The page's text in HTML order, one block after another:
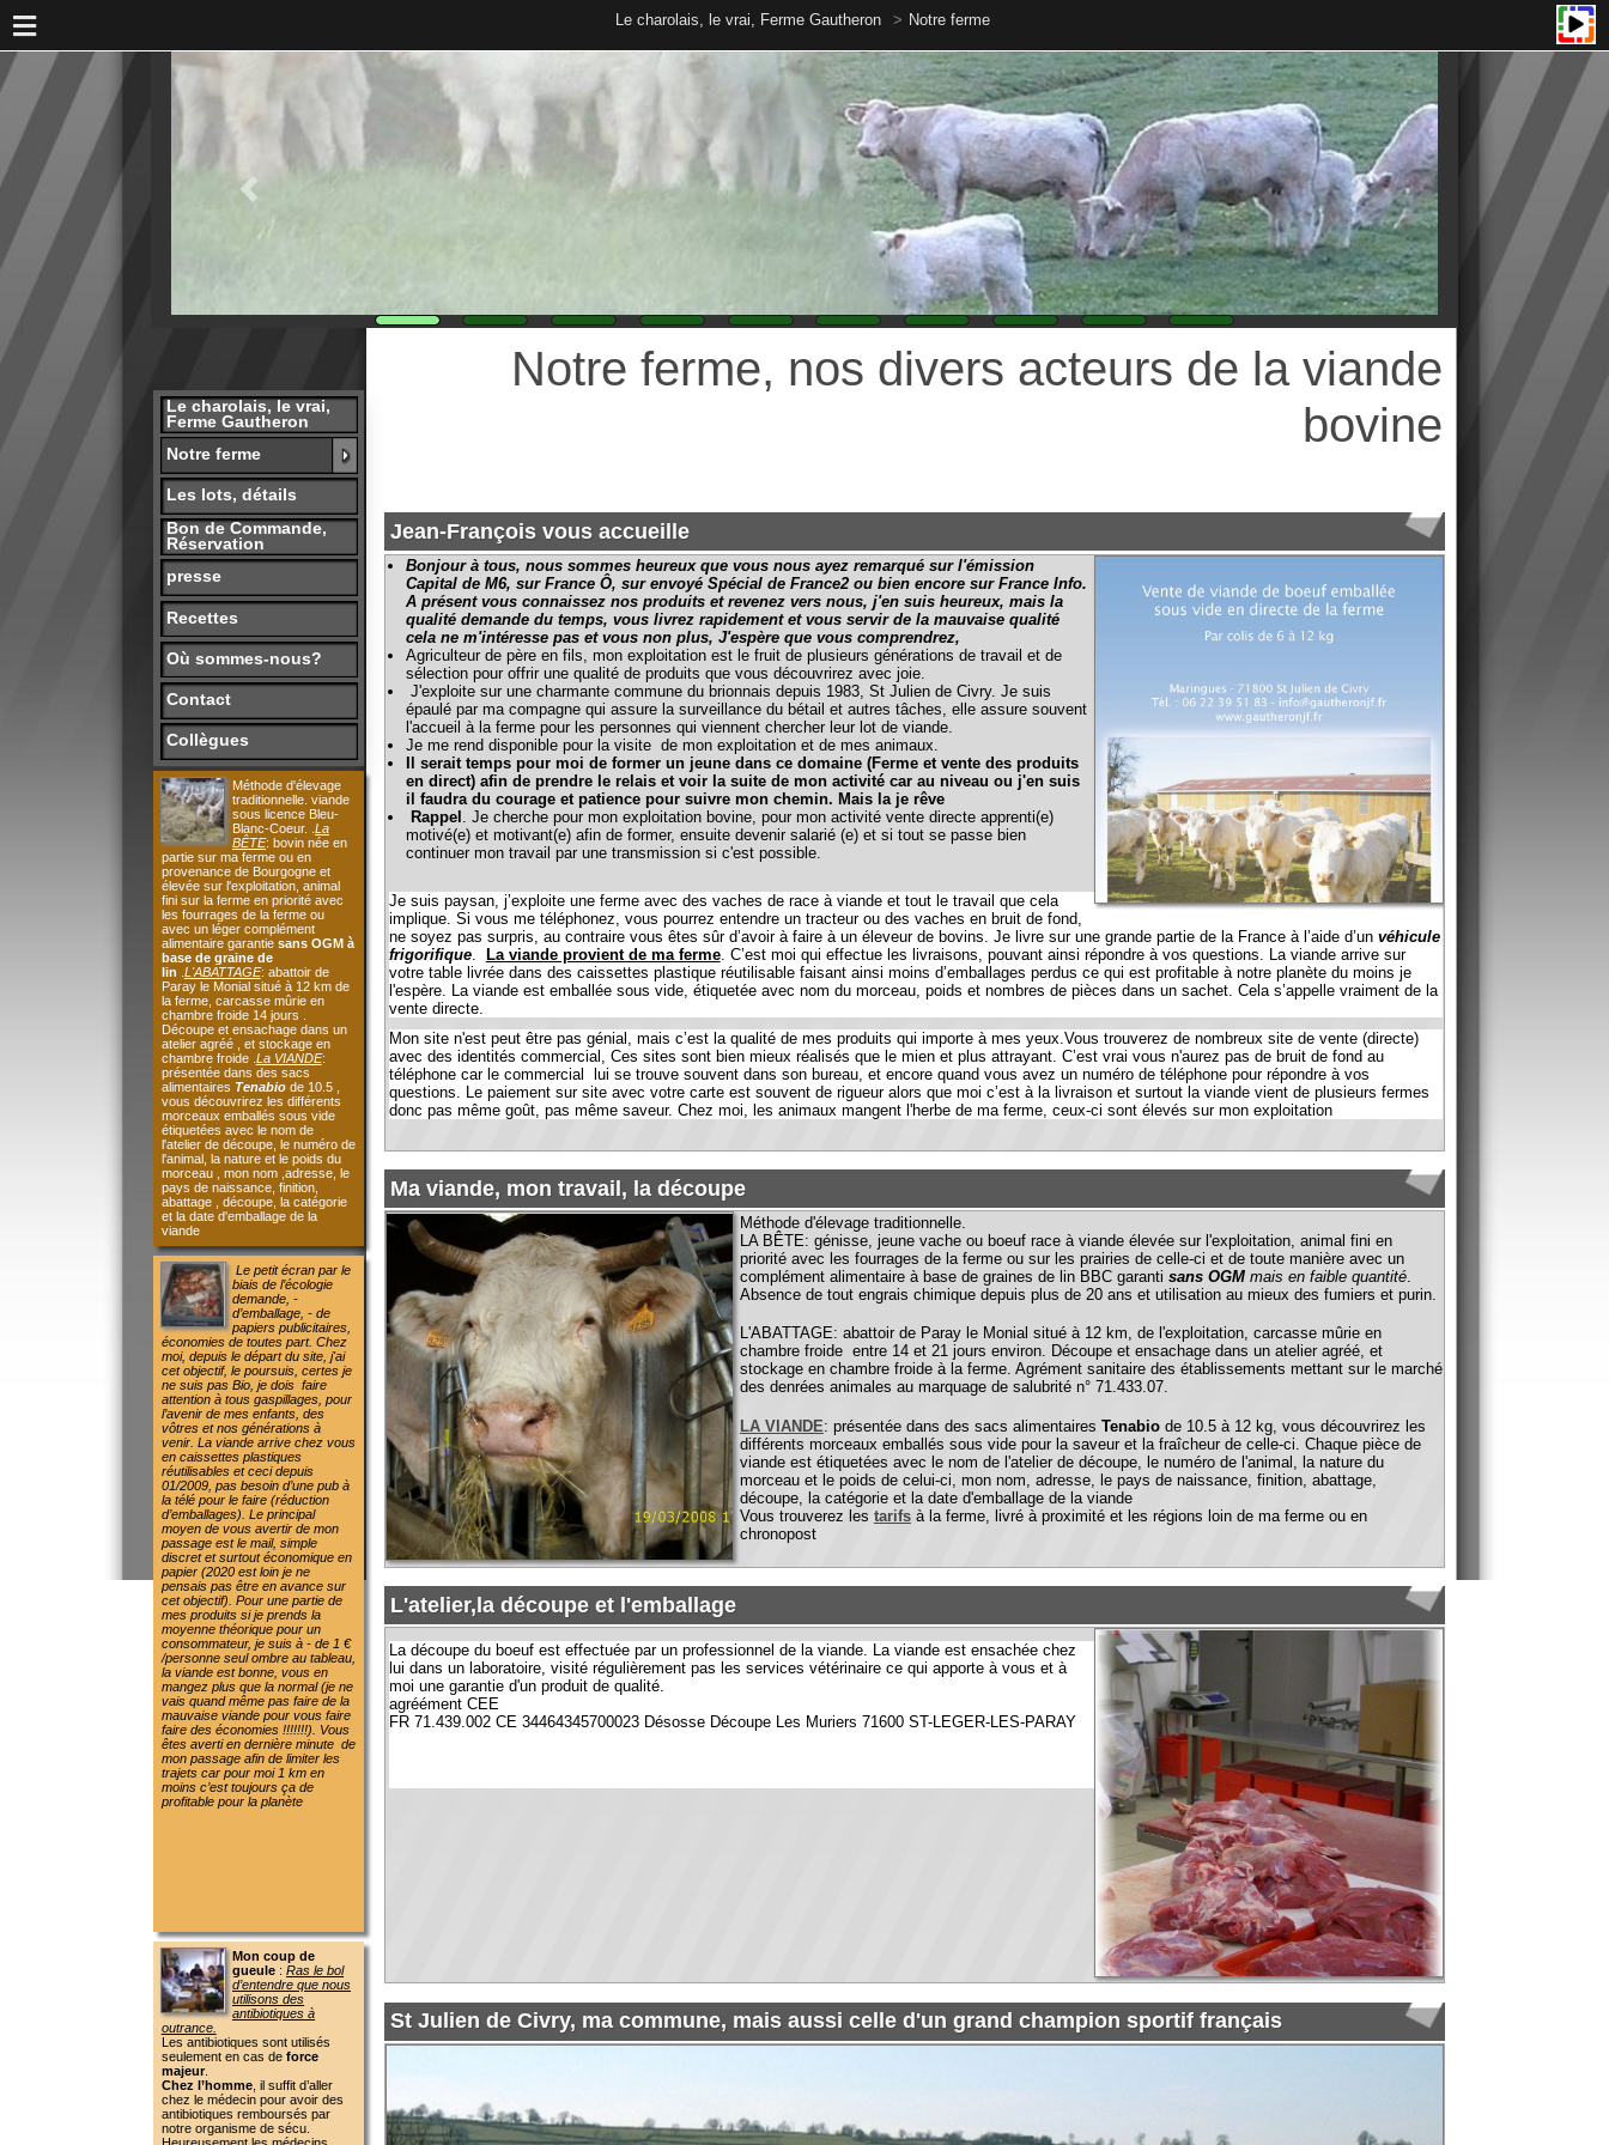
Le charolais, le vrai, Ferme Gautheron Notre ferme
Notre ferme
Les lots, détails
Bon de Commande,
Réservation
presse
Recettes
Où sommes-nous?
Contact
Collègues
Méthode d'élevage
traditionnelle. viande
sous licence Bleu-
Blanc-Coeur. .
BÊTE: bovin née en
partie sur ma ferme ou en
provenance de Bourgogne et
élevée sur l'exploitation, animal
fini sur la ferme en priorité avec
les fourrages de la ferme ou
avec un léger complément
alimentaire garantiesans OGM à
base de graine de
lin.L'ABATTAGE: abattoir de
Paray le Monial situé à 12 km de
la ferme, carcasse mûrie en
chambre froide 14 jours .
Découpe et ensachage dans un
atelier agréé , et stockage en
chambre froide .La VIANDE
présentée dans des sacs
alimentaires Tenabiode 10.5 ,
vous découvrirez les différents
morceaux emballés sous vide
étiquetées avec le nom de
l'atelier de découpe, le numéro de
l'animal, la nature et le poids du
morceau , mon nom ,adresse, le
pays de naissance, finition,
abattage , découpe, la catégorie
et la date d'emballage de la
viande
Le petit écran par le
biais de l’écologie
demande, -
d’emballage, - de
papiers publicitaires,
économies de toutes part. Chez
moi, depuis le départ du site, j'ai
cet objectif, le poursuis, certes je
ne suis pas Bio, je dois faire
attention à tous gaspillages, pour
l’avenir de mes enfants, des
vôtres et nos générations à
venir. La viande arrive chez vous
en caissettes plastiques
réutilisables et ceci depuis
01/2009, pas besoin d’une pub à
la télé pour le faire (réduction
d’emballages).Le principal
moyen de vous avertir de mon
passage est le mail, simple
discret et surtout économique en
papier (2020 est loin je ne
pensais pas être en avance sur
cet objectif).Pour une partie de
mes produits si je prends la
moyenne théorique pour un
consommateur, je suis à - de 1 €
/personne seul ombre au tableau,
la viande est bonne, vous en
mangez plus que la normal (je ne
vais quand même pas faire de la
mauvaise viande pour vous faire
faire des économies !!!!!!!).Vous
êtes averti en dernière minute de
mon passage afin de limiter les
trajets car pour moi 1 km en
moins c’est toujours ça de
profitable pour la planète
Mon coup de
gueule:Ras le bol
d’entendre que nous
notre organisme de sécu.
Heureusement les médecins
deviennent vigilants !!!!!!!!Ouf
pour notre santé
Chez les animauxil nous faudra
une visite de vétérinaire et
l’antibiotique prescrit, mais tous
cela de notre poche (ça coûte
chère), alors faut vraiment que
ce soit nécessaire. Très peu
d’animaux sur mon élevage
savent ce qu’est un antibiotique
et j’en suis fière.
De plus on me dit quele bio
n’emploie pas d’antibiotique,
faux !!!!!!!
Notre ferme, nos divers acteurs de la viande
bovine
Jean-François vous accueille
Bonjour à tous, nous sommes heureux que vous nous ayez remarqué sur l'émission
Capital de M6, sur France Ô, sur envoyé Spécial de France2 ou bien encore sur France Info.
présent vous connaissez nos produits et revenez vers nous, j'en suis heureux, mais la
qualité demande du temps, vous livrez rapidement et vous servir de la mauvaise qualité
cela ne m'intéresse pas et vous non plus, J'espère que vous comprendrez,
Agriculteur de père en fils, mon exploitation est le fruit de plusieurs générations de travail et de
sélection pour offrir une qualité de produits que vous découvrirez avec joie.
J'exploite sur une charmante commune du brionnais depuis 1983, St Julien de Civry. Je suis
épaulé par ma compagne qui assure la surveillance du bétail et autres tâches, elle assure souvent
l'accueil à la ferme pour les personnes qui viennent chercher leur lot de viande.
Je me rend disponible pour la visite de mon exploitation et de mes animaux.
Il serait temps pour moi de former un jeune dans ce domaine (Ferme et vente des produits
en direct) afin de prendre le relais et voir la suite de mon activité car au niveau ou j'en suis
il faudra du courage et patience pour suivre mon chemin. Mais la je rêve
Rappel. Je cherche pour mon exploitation bovine, pour mon activité vente directe apprenti(e)
motivé(e) et motivant(e) afin de former, ensuite devenir salarié (e) et si tout se passe bien
continuer mon travail par une transmission si c'est possible.
Je suis paysan, j’exploite une ferme avec des vaches de race à viande et tout le travail que cela
implique. Si vous me téléphonez, vous pourrez entendre un tracteur ou des vaches en bruit de fond,
ne soyez pas surpris, au contraire vous êtes sûr d’avoir à faire à un éleveur de bovins. Je livre sur une grande partie de la France à l’aide d’unvéhicule
La viande provient de ma ferme . C’est moi qui effectue les livraisons, pouvant ainsi répondre à vos questions. La viande arrive sur
votre table livrée dans des caissettes plastique réutilisable faisant ainsi moins d’emballages perdus ce qui est profitable à notre planète du moins je
l'espère. La viande est emballée sous vide, étiquetée avec nom du morceau, poids et nombres de pièces dans un sachet. Cela s’appelle vraiment de la
vente directe.
Mon site n'est peut être pas génial, mais c’est la qualité de mes produits qui importe à mes yeux.Vous trouverez de nombreux site de vente (directe)
avec des identités commercial, Ces sites sont bien mieux réalisés que le mien et plus attrayant. C’est vrai vous n'aurez pas de bruit de fond au
téléphone car le commercial lui se trouve souvent dans son bureau, et encore quand vous avez un numéro de téléphone pour répondre à vos
questions. Le paiement sur site avec votre carte est souvent de rigueur alors que moi c’est à la livraison et surtout la viande vient de plusieurs fermes
donc pas même goût, pas même saveur. Chez moi, les animaux mangent l'herbe de ma ferme, ceux-ci sont élevés sur mon exploitation
Ma viande, mon travail, la découpe
Méthode d'élevage traditionnelle.
Absence de tout engrais chimique depuis plus de 20 ans et utilisation au mieux des fumiers et purin.
L'ABATTAGE: abattoir de Paray le Monial situé à 12 km, de l'exploitation, carcasse mûrie en
chambre froide entre 14 et 21 jours environ. Découpe et ensachage dans un atelier agréé, et
stockage en chambre froide à la ferme. Agrément sanitaire des établissements mettant sur le marché
des denrées animales au marquage de salubrité n° 71.433.07.
LA VIANDE: présentée dans des sacs alimentairesTenabiode 10.5 à 12 kg, vous découvrirez les
différents morceaux emballés sous vide pour la saveur et la fraîcheur de celle-ci. Chaque pièce de
viande est étiquetées avec le nom de l'atelier de découpe, le numéro de l'animal, la nature du
morceau et le poids de celui-ci, mon nom, adresse, le pays de naissance, finition, abattage,
découpe, la catégorie et la date d'emballage de la viande
Vous trouverez lestarifs à la ferme, livré à proximité et les régions loin de ma ferme ou en
chronopost
L'atelier,la découpe et l'emballage
La découpe du boeuf est effectuée par un professionnel de la viande. La viande est ensachée chez
lui dans un laboratoire, visité régulièrement pas les services vétérinaire ce qui apporte à vous et à
moi une garantie d'un produit de qualité.
agréément CEE
FR 71.439.002 CE 34464345700023 Désosse Découpe Les Muriers 71600 ST-LEGER-LES-PARAY
St Julien de Civry, ma commune, mais aussi celle d'un grand champion sportif français